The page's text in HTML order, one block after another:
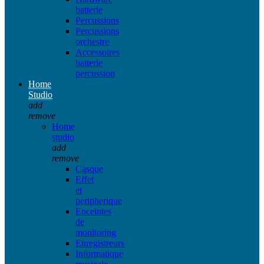
batterie
Percussions
Percussions
orchestre
Accessoires
batterie
percussion
Home
Studio
add
remove
Home
studio
add
remove
Casque
Effet
et
peripherique
Enceintes
de
monitoring
Enregistreurs
Informatique